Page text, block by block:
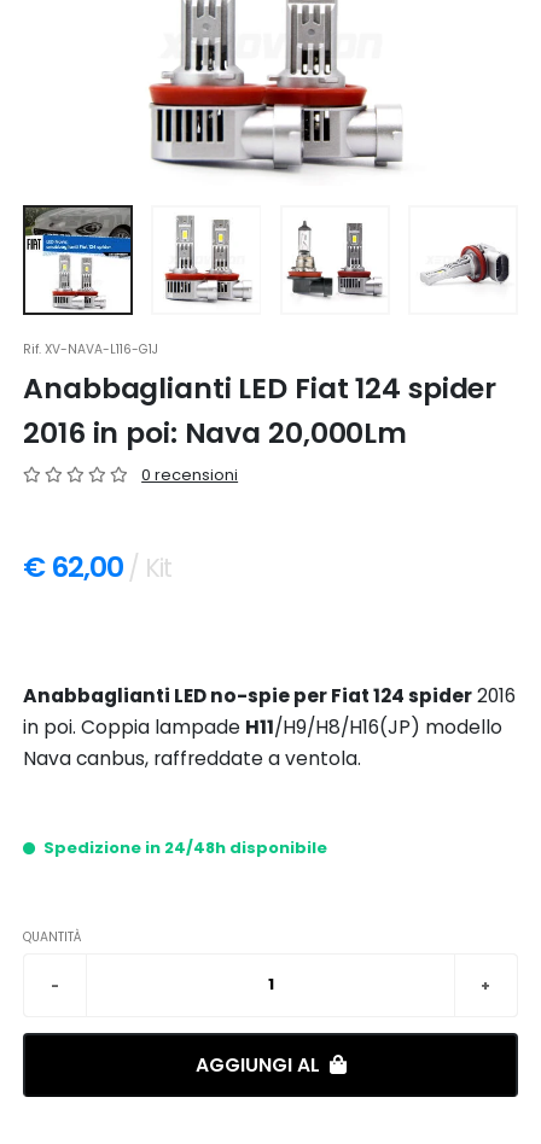
Rif.XV-NAVA-L116-G1J
Anabbaglianti LED Fiat 124 spider
2016 in poi: Nava 20,000Lm
0 recensioni
€ 62,00 / Kit
Anabbaglianti LED no-spie per Fiat 124 spider2016
in poi. Coppia lampade H11/H9/H8/H16(JP) modello
Nava canbus, raffreddate a ventola.
Spedizione in 24/48h disponibile
QUANTITÀ
AGGIUNGI AL